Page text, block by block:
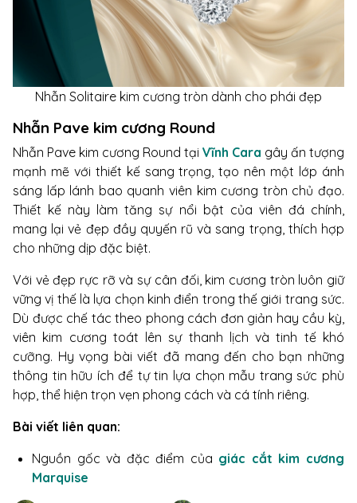
Nhẫn Solitaire kim cương tròn dành cho phái đẹp
Nhẫn Pave kim cương Round
Nhẫn Pave kim cương Round tại Vĩnh Cara gây ấn tượng
mạnh mẽ với thiết kế sang trọng, tạo nên một lớp ánh
sáng lấp lánh bao quanh viên kim cương tròn chủ đạo.
Thiết kế này làm tăng sự nổi bật của viên đá chính,
mang lại vẻ đẹp đầy quyến rũ và sang trọng, thích hợp
cho những dịp đặc biệt.
Với vẻ đẹp rực rỡ và sự cân đối, kim cương tròn luôn giữ
vững vị thế là lựa chọn kinh điển trong thế giới trang sức.
Dù được chế tác theo phong cách đơn giản hay cầu kỳ,
viên kim cương toát lên sự thanh lịch và tinh tế khó
cưỡng. Hy vọng bài viết đã mang đến cho bạn những
thông tin hữu ích để tự tin lựa chọn mẫu trang sức phù
hợp, thể hiện trọn vẹn phong cách và cá tính riêng.
Bài viết liên quan:
Nguồn gốc và đặc điểm của giác cắt kim cương
Marquise